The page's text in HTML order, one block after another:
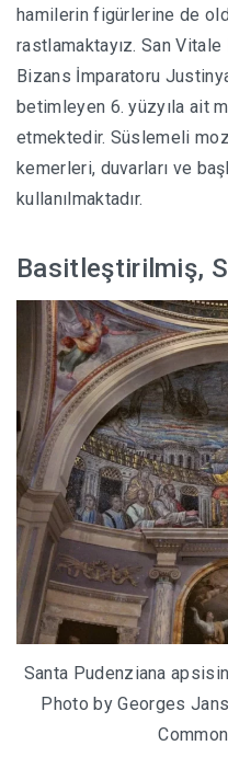
hamilerin figürlerine de
rastlamaktayız. San
Bizans İmparatoru
betimleyen 6. yüzyıla ait
etmektedir. Süslemeli
kemerleri, duvarları ve
kullanılmaktadır.
Basitleştirilmiş,
Santa Pudenziana
Photo by Georges